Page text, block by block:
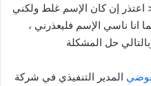
اعتذر إن كان الإسم غلط ولكني
انا ناسي الإسم فليعذرني ،
حل المشكلة
المدير التنفيذي في شركة